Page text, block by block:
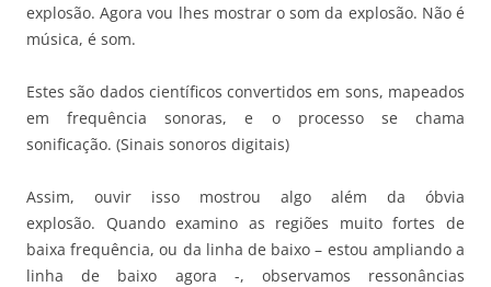
explosão. Agora vou lhes mostrar o som da explosão. Não é
música, é som.
Estes são dados científicos convertidos em sons, mapeados
em frequência sonoras, e o processo se chama
sonificação. (Sinais sonoros digitais)
Assim, ouvir isso mostrou algo além da óbvia
explosão. Quando examino as regiões muito fortes de
baixa frequência, ou da linha de baixo – estou ampliando a
linha de baixo agora -, observamos ressonâncias